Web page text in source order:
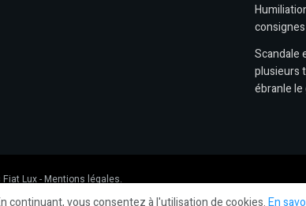
Scandale
plusieurs
ébranle
Lux-Mentions légales.
continuant, vous consentez à l'utilisation de cookies.En